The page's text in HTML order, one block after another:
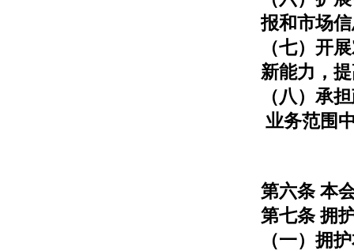
报和市场
（七）开
新能力，
（八）承
业务范围
第六条 本
第七条 拥
（一）拥